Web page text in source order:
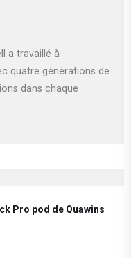
a travaillé à
quatre générations de
dans chaque
Pro pod de Quawins